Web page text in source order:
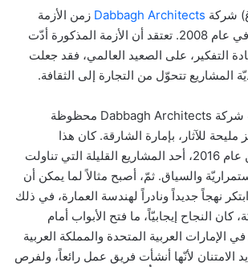
شركة Dabbagh Architects زمن الأزمة
الاقتصاديّة العالميّة، في عام 2008. تعتقد أن الأزمة المذكورة أدّت
التفكير، على الصعيد العالمي، فقد جعلت
المشاريع تتحوّل من التجارة إلى الثقافة.
في عام 2012، كانت شركة Dabbagh Architects محظوظة
مليحة للآثار، بإمارة الشارقة. كان هذا
المشروع، الذي دُشّن عام 2016، أحد المشاريع القليلة التي تناولت
والسياق. ثمّ، أصبح مثالاً لما يمكن أن
نهجاً جديداً ونادراً لهندسة العمارة، في ذلك
كان النجاح إيجابيّاً، ما فتح الأبواب أمام
الإمارات العربية المتحدة والمملكة العربية
الامتنان لأنّها أنشأت فريق عمل رائعاً، ولفرص